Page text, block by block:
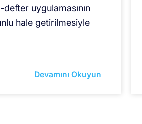
uygulamasının
hale getirilmesiyle
Devamını Okuyun